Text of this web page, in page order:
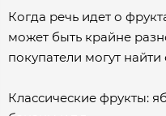
Когда речь идет о
может быть крайне
покупатели могут
Классические фрукты: